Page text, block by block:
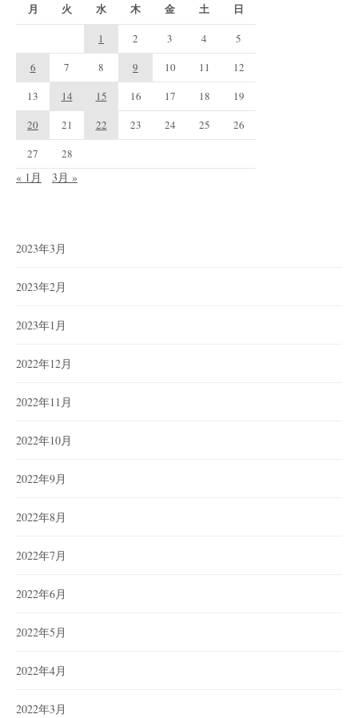
月 火 水 木 金 土 日
1 2 3 4
5
6
7 8 9 10 11
12
13
14 15 16 17 18
19
20
21 22 23 24 25
26
27
28
« 1月 3月 »
2023年3月
2023年2月
2023年1月
2022年12月
2022年11月
2022年10月
2022年9月
2022年8月
2022年7月
2022年6月
2022年5月
2022年4月
2022年3月